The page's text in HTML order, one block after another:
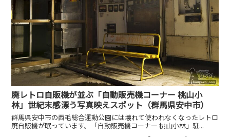
廃レトロ自販機が並ぶ「自動販売機コーナー 桃山小
林」世紀末感漂う写真映えスポット（群馬県安中市）
群馬県安中市の西毛総合運動公園には壊れて使われなくなったレトロ
廃自販機が眠っています。「自動販売機コーナー 桃山小林」駐...